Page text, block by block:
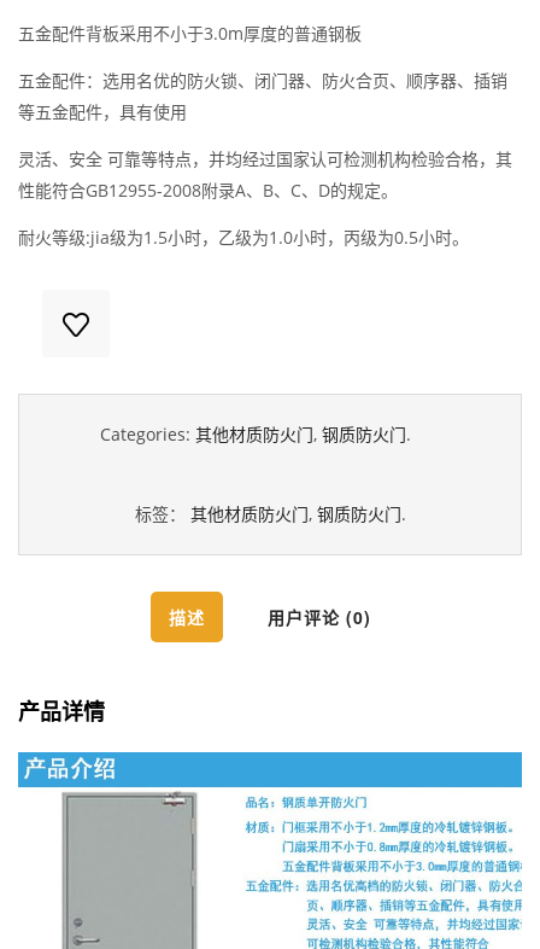
五金配件背板采用不小于3.0m厚度的普通钢板
五金配件：选用名优的防火锁、闭门器、防火合页、顺序器、插销
等五金配件，具有使用
灵活、安全 可靠等特点，并均经过国家认可检测机构检验合格，其
性能符合GB12955-2008附录A、B、C、D的规定。
耐火等级:jia级为1.5小时，乙级为1.0小时，丙级为0.5小时。
Categories: 其他材质防火门, 钢质防火门.
标签： 其他材质防火门, 钢质防火门.
描述 用户评论 (0)
产品详情